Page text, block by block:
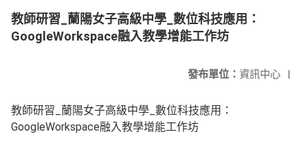
教師研習_蘭陽女子高級中學_數位科技應用：
GoogleWorkspace融入教學增能工作坊
發布單位： 資訊中心 |
教師研習_蘭陽女子高級中學_數位科技應用：
GoogleWorkspace融入教學增能工作坊